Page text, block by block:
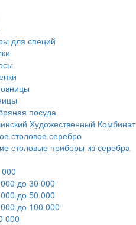
для специй
посуда
Художественный Комбинат
столовое серебро
столовые приборы из серебра
до 30 000
до 50 000
до 100 000
000